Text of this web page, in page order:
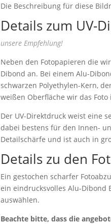
Die Beschreibung für diese
Details zum UV-
unsere Empfehlung!
Neben den Fotopapieren die
Dibond an. Bei einem Alu-
schwarzen Polyethylen-Kern,
weißen Oberfläche wir das
Der UV-Direktdruck weist eine
dabei bestens für den Innen-
Detailschärfe und ist auch in
Details zu den
Ein gestochen scharfer
ein eindrucksvolles Alu-Dibond
auswählen.
Beachte bitte, dass die